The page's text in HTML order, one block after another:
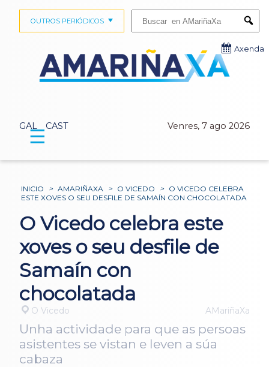
GAL CAST Venres, 7 ago 2026
OUTROS PERIÓDICOS
Axenda
☰
INICIO > AMARIÑAXA > O VICEDO > O VICEDO CELEBRA
ESTE XOVES O SEU DESFILE DE SAMAÍN CON CHOCOLATADA
O Vicedo celebra este
xoves o seu desfile de
Samaín con
chocolatada
O Vicedo AMariñaXa
Unha actividade para que as persoas
asistentes se vistan e leven a súa
cabaza